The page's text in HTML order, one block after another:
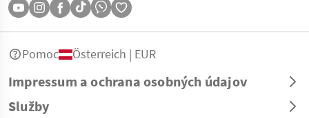
Impressum a ochrana osobných údajov
Služby
Pomoc Österreich | EUR